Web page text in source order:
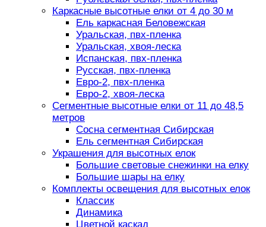
Каркасные высотные елки от 4 до 30 м
Ель каркасная Беловежская
Уральская, пвх-пленка
Уральская, хвоя-леска
Испанская, пвх-пленка
Русская, пвх-пленка
Евро-2, пвх-пленка
Евро-2, хвоя-леска
Сегментные высотные елки от 11 до 48,5
метров
Сосна сегментная Сибирская
Ель сегментная Сибирская
Украшения для высотных елок
Большие световые снежинки на елку
Большие шары на елку
Комплекты освещения для высотных елок
Классик
Динамика
Цветной каскад